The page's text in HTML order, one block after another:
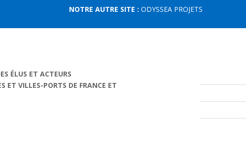
NOTRE AUTRE SITE : ODYSSEA PROJETS
ÉLUS ET ACTEURS
ET VILLES-PORTS DE FRANCE ET